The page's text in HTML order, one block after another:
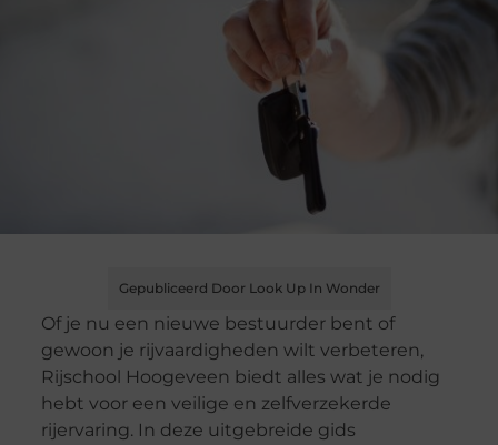
Gepubliceerd Door Look Up In Wonder
Of je nu een nieuwe bestuurder bent of
gewoon je rijvaardigheden wilt verbeteren,
Rijschool Hoogeveen biedt alles wat je nodig
hebt voor een veilige en zelfverzekerde
rijervaring. In deze uitgebreide gids